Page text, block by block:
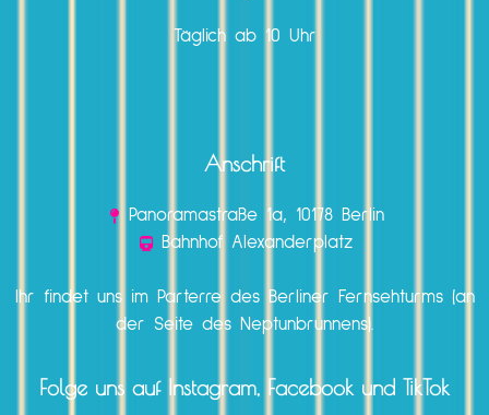
Täglich ab 10 Uhr
Anschrift
Panoramastraße 1a, 10178 Berlin
Bahnhof Alexanderplatz
Ihr findet uns im Parterre des Berliner Fernsehturms (an
der Seite des Neptunbrunnens).
Folge uns auf Instagram, Facebook und TikTok